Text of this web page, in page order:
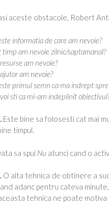
aceste obstacole, Robert
informatia de care am nevoie?
timp am nevoie zilnic/saptamanal?
am nevoie?
am nevoie?
primul semn ca ma indrept
sti ca mi-am indeplinit
Este bine sa folosesti cat mai
timpul.
sa spui Nu atunci cand o
O alta tehnica de obtinere a
adanc pentru cateva
tehnica ne poate